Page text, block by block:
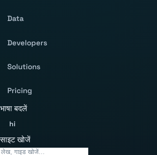
Data
Developers
Solutions
Pricing
भाषा बदलें
hi
साइट खोजें